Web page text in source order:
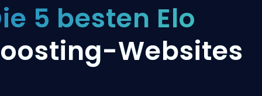
5 besten Elo
Websites